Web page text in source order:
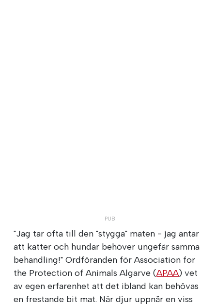
"Jag tar ofta till den "stygga" maten - jag antar
att katter och hundar behöver ungefär samma
behandling!" Ordföranden för Association for
the Protection of Animals Algarve (APAA) vet
av egen erfarenhet att det ibland kan behövas
en frestande bit mat. När djur uppnår en viss